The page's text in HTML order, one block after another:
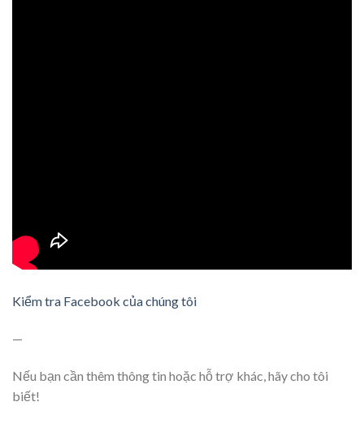
Kiểm tra Facebook của chúng tôi
—
Nếu bạn cần thêm thông tin hoặc hỗ trợ khác, hãy cho tôi
biết!